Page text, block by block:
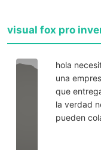
visual fox pro
hola
una
que
la verdad
pueden